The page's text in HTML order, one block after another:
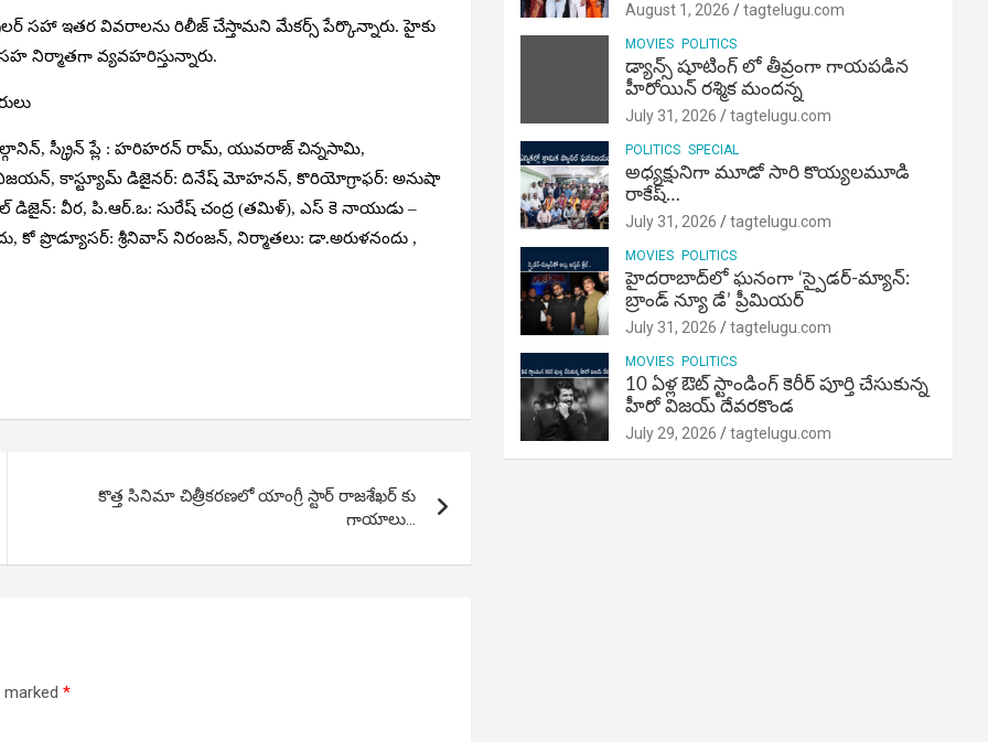
స‌హా ఇత‌ర వివ‌రాల‌ను రిలీజ్ చేస్తామ‌ని మేక‌ర్స్ పేర్కొన్నారు. హైకు
నిర్మాత‌గా వ్య‌వ‌హ‌రిస్తున్నారు.
స్క్రీన్ ప్లే : హ‌రిహ‌ర‌న్ రామ్‌, యువ‌రాజ్ చిన్నసామి,
విజ‌య‌న్‌, కాస్ట్యూమ్ డిజైన‌ర్‌: దినేష్ మోహ‌న‌న్‌, కొరియోగ్రాఫ‌ర్‌: అనుషా
డిజైన్‌: వీర‌, పి.ఆర్‌.ఒ: సురేష్ చంద్ర (త‌మిళ్‌), ఎస్ కె నాయుడు –
కో ప్రొడ్యూస‌ర్‌: శ్రీనివాస్ నిరంజ‌న్‌, నిర్మాత‌లు: డా.అరుళ‌నందు ,
కొత్త సినిమా చిత్రీకరణలో యాంగ్రీ స్టార్ రాజశేఖర్ కు
గాయాలు…
marked *
August 1, 2026 tagtelugu.com
MOVIES POLITICS
డ్యాన్స్ షూటింగ్ లో తీవ్రంగా గాయపడిన
హీరోయిన్ రశ్మిక మందన్న
July 31, 2026 tagtelugu.com
POLITICS SPECIAL
అధ్యక్షునిగా మూడో సారి కొయ్యలమూడి
రాకేష్‌…
July 31, 2026 tagtelugu.com
MOVIES POLITICS
హైదరాబాద్‌లో ఘనంగా ‘స్పైడర్-మ్యాన్:
బ్రాండ్ న్యూ డే’ ప్రీమియర్
July 31, 2026 tagtelugu.com
MOVIES POLITICS
10 ఏళ్ల ఔట్ స్టాండింగ్ కెరీర్ పూర్తి చేసుకున్న
హీరో విజయ్ దేవరకొండ
July 29, 2026 tagtelugu.com